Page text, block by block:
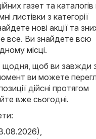
газет та каталогів
листівки з категорії
нові акції та
все. Ви знайдете всю
місці.
щодня, щоб ви завжди
ви можете
дійсні протягом
вже сьогодні.
,